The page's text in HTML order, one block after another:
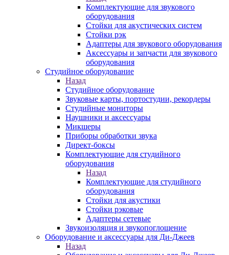
Комплектующие для звукового
оборудования
Стойки для акустических систем
Стойки рэк
Адаптеры для звукового оборудования
Аксессуары и запчасти для звукового
оборудования
Студийное оборудование
Назад
Студийное оборудование
Звуковые карты, портостудии, рекордеры
Студийные мониторы
Наушники и аксессуары
Микшеры
Приборы обработки звука
Директ-боксы
Комплектующие для студийного
оборудования
Назад
Комплектующие для студийного
оборудования
Стойки для акустики
Стойки рэковые
Адаптеры сетевые
Звукоизоляция и звукопоглощение
Оборудование и аксессуары для Ди-Джеев
Назад